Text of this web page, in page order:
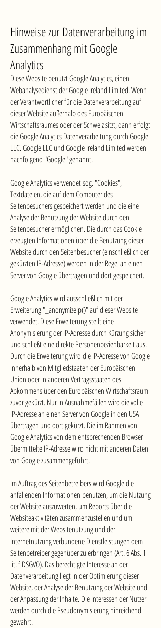
Hinweise zur Datenverarbeitung im
Zusammenhang mit Google
Analytics
Diese Website benutzt Google Analytics, einen
Webanalysedienst der Google Ireland Limited. Wenn
der Verantwortlicher für die Datenverarbeitung auf
dieser Website außerhalb des Europäischen
Wirtschaftsraumes oder der Schweiz sitzt, dann erfolgt
die Google Analytics Datenverarbeitung durch Google
LLC. Google LLC und Google Ireland Limited werden
nachfolgend "Google" genannt.
Google Analytics verwendet sog. "Cookies",
Textdateien, die auf dem Computer des
Seitenbesuchers gespeichert werden und die eine
Analyse der Benutzung der Website durch den
Seitenbesucher ermöglichen. Die durch das Cookie
erzeugten Informationen über die Benutzung dieser
Website durch den Seitenbesucher (einschließlich der
gekürzten IP-Adresse) werden in der Regel an einen
Server von Google übertragen und dort gespeichert.
Google Analytics wird ausschließlich mit der
Erweiterung "_anonymizeIp()" auf dieser Website
verwendet. Diese Erweiterung stellt eine
Anonymisierung der IP-Adresse durch Kürzung sicher
und schließt eine direkte Personenbeziehbarkeit aus.
Durch die Erweiterung wird die IP-Adresse von Google
innerhalb von Mitgliedstaaten der Europäischen
Union oder in anderen Vertragsstaaten des
Abkommens über den Europäischen Wirtschaftsraum
zuvor gekürzt. Nur in Ausnahmefällen wird die volle
IP-Adresse an einen Server von Google in den USA
übertragen und dort gekürzt. Die im Rahmen von
Google Analytics von dem entsprechenden Browser
übermittelte IP-Adresse wird nicht mit anderen Daten
von Google zusammengeführt.
Im Auftrag des Seitenbetreibers wird Google die
anfallenden Informationen benutzen, um die Nutzung
der Website auszuwerten, um Reports über die
Websiteaktivitäten zusammenzustellen und um
weitere mit der Websitenutzung und der
Internetnutzung verbundene Dienstleistungen dem
Seitenbetreiber gegenüber zu erbringen (Art. 6 Abs. 1
lit. f DSGVO). Das berechtigte Interesse an der
Datenverarbeitung liegt in der Optimierung dieser
Website, der Analyse der Benutzung der Website und
der Anpassung der Inhalte. Die Interessen der Nutzer
werden durch die Pseudonymisierung hinreichend
gewahrt.